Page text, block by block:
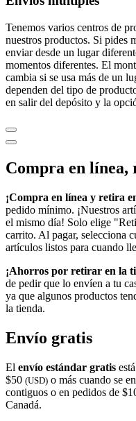
Tenemos varios centros de
nuestros productos. Si pides
enviar desde un lugar
momentos diferentes. El
cambia si se usa más de un
dependen del tipo de
en salir del depósito y la
Compra en
¡Compra en línea y retira
pedido mínimo. ¡Nuestros
el mismo día! Solo elige
carrito. Al pagar, selecciona
artículos listos para cuando
¡Ahorros por retirar en la
de pedir que lo envíen a tu
ya que algunos productos
la tienda.
Envío gratis
El envío estándar gratis
$50 (USD) o más cuando se
contiguos o en pedidos de
Canadá.